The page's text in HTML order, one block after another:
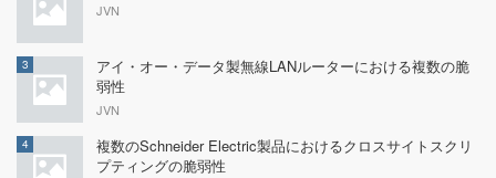
JVN
3
アイ・オー・データ製無線LANルーターにおける複数の脆
弱性
JVN
4
複数のSchneider Electric製品におけるクロスサイトスクリ
プティングの脆弱性